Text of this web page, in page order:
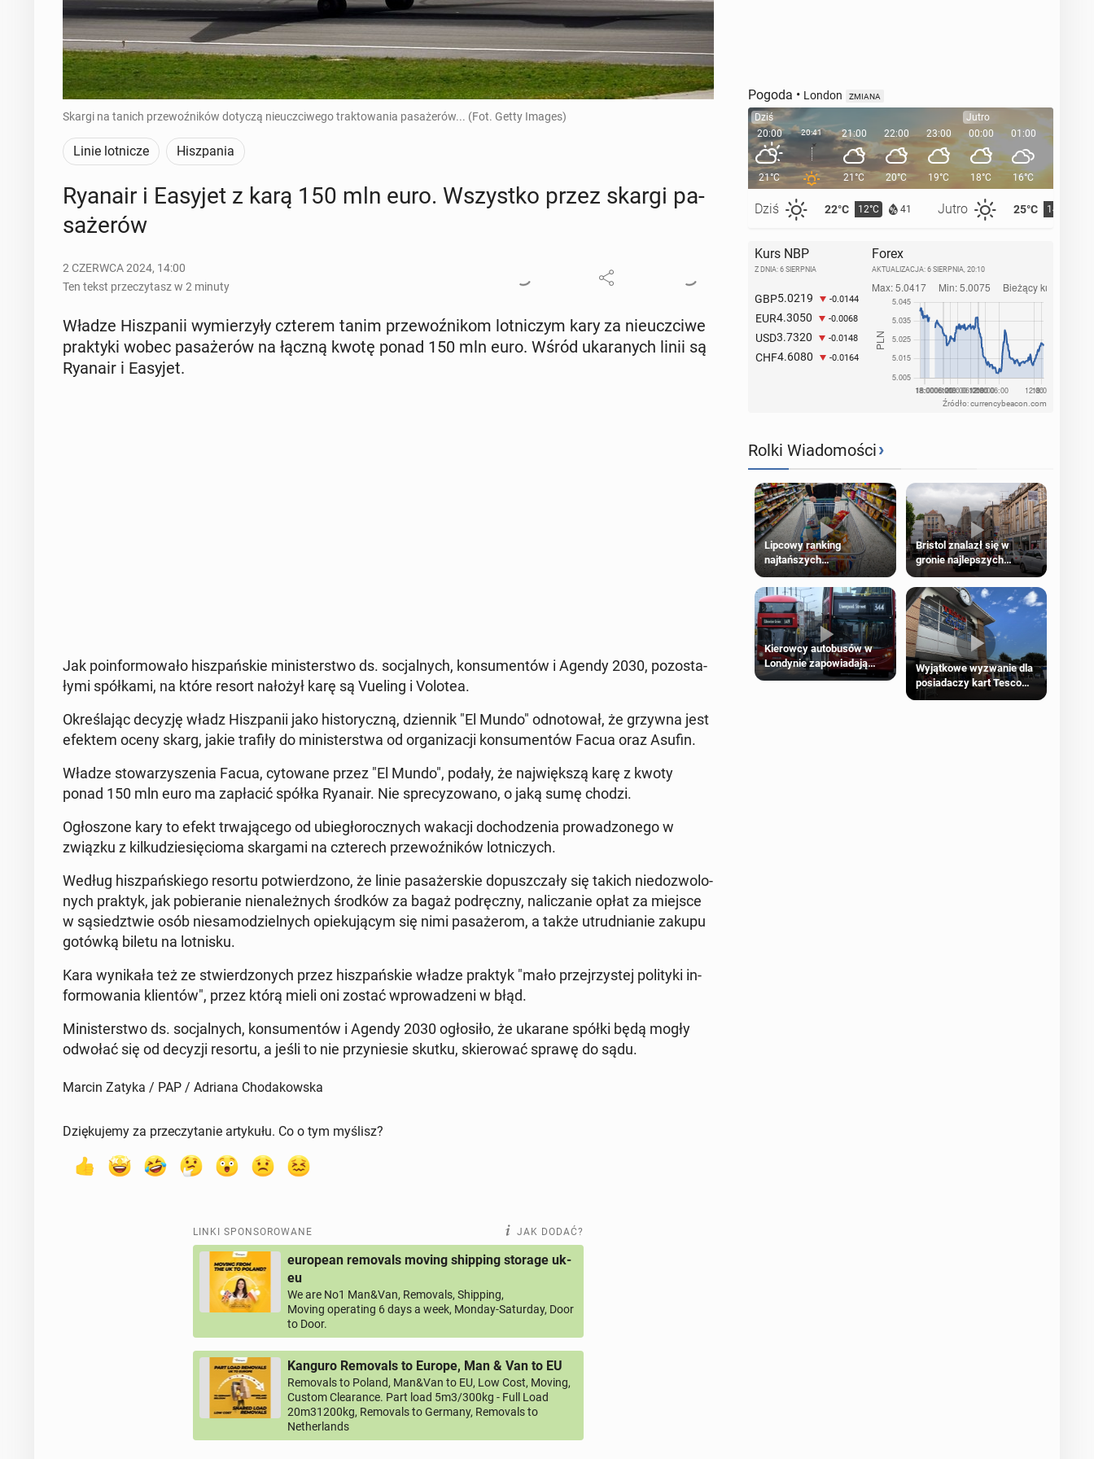
Skargi na tanich przewoźników dotyczą nieuczciwego traktowania pasażerów... (Fot. Getty Images)
Linie lotnicze Hiszpania
Ryanair i Easyjet z karą 150 mln euro. Wszyst­ko przez skargi pa­
sa­że­rów
2 CZERWCA 2024, 14:00
Ten tekst przeczytasz w 2 minuty
Władze Hisz­pa­nii wy­mie­rzy­ły czterem tanim prze­woź­ni­kom lot­ni­czym kary za nie­uczci­we
prak­ty­ki wobec pa­sa­że­rów na łączną kwotę ponad 150 mln euro. Wśród uka­ra­nych linii są
Ryanair i Easyjet.
Jak po­in­for­mo­wa­ło hisz­pań­skie mi­ni­ster­stwo ds. so­cjal­nych, kon­su­men­tów i Agendy 2030, po­zo­sta­
ły­mi spół­ka­mi, na które resort nałożył karę są Vueling i Volotea.
Okre­śla­jąc decyzję władz Hisz­pa­nii jako hi­sto­rycz­ną, dzien­nik "El Mundo" od­no­to­wał, że grzywna jest
efektem oceny skarg, jakie trafiły do mi­ni­ster­stwa od or­ga­ni­za­cji kon­su­men­tów Facua oraz Asufin.
Władze sto­wa­rzy­sze­nia Facua, cy­to­wa­ne przez "El Mundo", podały, że naj­więk­szą karę z kwoty
ponad 150 mln euro ma za­pła­cić spółka Ryanair. Nie spre­cy­zo­wa­no, o jaką sumę chodzi.
Ogło­szo­ne kary to efekt trwa­ją­ce­go od ubie­gło­rocz­nych wakacji do­cho­dze­nia pro­wa­dzo­ne­go w
związku z kil­ku­dzie­się­cio­ma skar­ga­mi na czte­rech prze­woź­ni­ków lot­ni­czych.
Według hisz­pań­skie­go resortu po­twier­dzo­no, że linie pa­sa­żer­skie do­pusz­cza­ły się takich nie­do­zwo­lo­
nych praktyk, jak po­bie­ra­nie nie­na­leż­nych środków za bagaż pod­ręcz­ny, na­li­cza­nie opłat za miejsce
w są­siedz­twie osób nie­sa­mo­dziel­nych opie­ku­ją­cym się nimi pa­sa­że­rom, a także utrud­nia­nie zakupu
gotówką biletu na lot­ni­sku.
Kara wy­ni­ka­ła też ze stwier­dzo­nych przez hisz­pań­skie władze praktyk "mało przej­rzy­stej po­li­ty­ki in­
for­mo­wa­nia klien­tów", przez którą mieli oni zostać wpro­wa­dze­ni w błąd.
Mi­ni­ster­stwo ds. so­cjal­nych, kon­su­men­tów i Agendy 2030 ogło­si­ło, że ukarane spółki będą mogły
odwołać się od decyzji resortu, a jeśli to nie przy­nie­sie skutku, skie­ro­wać sprawę do sądu.
Marcin Zatyka / PAP / Adriana Chodakowska
Dziękujemy za przeczytanie artykułu. Co o tym myślisz?
LINKI SPONSOROWANE JAK DODAĆ?
european removals moving shipping storage uk-
eu
We are No1 Man&Van, Removals, Shipping,
Moving operating 6 days a week, Monday-Saturday, Door
to Door.
Kanguro Removals to Europe, Man & Van to EU
Removals to Poland, Man&Van to EU, Low Cost, Moving,
Custom Clearance. Part load 5m3/300kg - Full Load
20m31200kg, Removals to Germany, Removals to
Netherlands
Pogoda • London ZMIANA
Dziś
20:00
21°C
Dziś 22°C 12°C 41 Jutro 25°C 14°C
20:41 21:00
21°C
22:00
20°C
23:00
19°C
Jutro
00:00
18°C
01:00
16°C
02:00
Kurs NBP
Z DNIA: 6 SIERPNIA
GBP5.0219 -0.0144
EUR4.3050 -0.0068
USD3.7320 -0.0148
CHF4.6080 -0.0164
Forex
AKTUALIZACJA: 6 SIERPNIA, 20:10
Źródło: currencybeacon.com
Rolki Wiadomości›
Lipcowy ranking
najtańszych
supermarketów
Bristol znalazł się w
gronie najlepszych
kierunków podróży na
świecie
Kierowcy autobusów w
Londynie zapowiadają
strajki
Wyjątkowe wyzwanie dla
posiadaczy kart Tesco
Clubcard!